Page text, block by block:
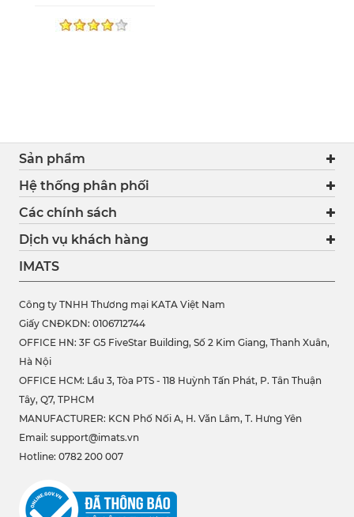
Sản phẩm
Hệ thống phân phối
Các chính sách
Dịch vụ khách hàng
IMATS
Công ty TNHH Thương mại KATA Việt Nam
Giấy CNĐKDN: 0106712744
OFFICE HN: 3F G5 FiveStar Building, Số 2 Kim Giang, Thanh Xuân,
Hà Nội
OFFICE HCM: Lầu 3, Tòa PTS - 118 Huỳnh Tấn Phát, P. Tân Thuận
Tây, Q7, TPHCM
MANUFACTURER: KCN Phố Nối A, H. Văn Lâm, T. Hưng Yên
Email: support@imats.vn
Hotline: 0782 200 007